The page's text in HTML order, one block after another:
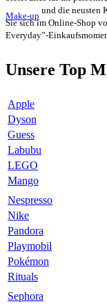
Make-up
und die neusten
Sie sich im Online-Shop
Everyday”-
Unsere Top
Apple
Dyson
Guess
Labubu
LEGO
Mango
Nespresso
Nike
Pandora
Playmobil
Pokémon
Rituals
Sephora